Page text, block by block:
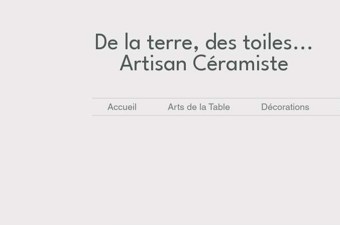
De la terre, des toiles...​
Artisan Céramiste
Accueil Arts de la Table Décorations